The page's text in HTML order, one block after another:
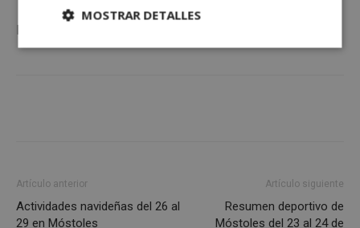
La
Artículo anterior
Actividades navideñas del 26 al
29 en Móstoles
Artículo siguiente
Resumen deportivo de
Móstoles del 23 al 24 de
MOSTRAR DETALLES
Cookies
Cookies de
Cookies no clasificadas